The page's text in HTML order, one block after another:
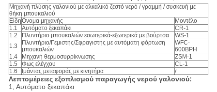
Μηχανή πλύσης γαλονιού με αλκαλικό ζεστό νερό / γραμμή / συσκευή με
θήκη μπουκαλιού
ΕίδηΌνομα μηχανής
Μοντέλο
1.1
Αυτόματο ξεκαπάκι
CR-1
1.2
Πλυντήριο μπουκαλιών εσωτερικά-εξωτερικά με βούρτσα
WS-1
1.3
Πλυντήριο/Γεμιστής/Σφραγιστής με αυτόματη φόρτωση
μπουκαλιών
WFC-
600BPH
1.4
Μηχανή θερμοσυρρίκνωσης
ZSM-1
1.5
Φως ελέγχου
CL-1
1.6
Ιμάντας μεταφοράς με κινητήρα /
Λεπτομέρειες εξοπλισμού παραγωγής νερού γαλονιού:
1, Αυτόματο ξεκαπάκι